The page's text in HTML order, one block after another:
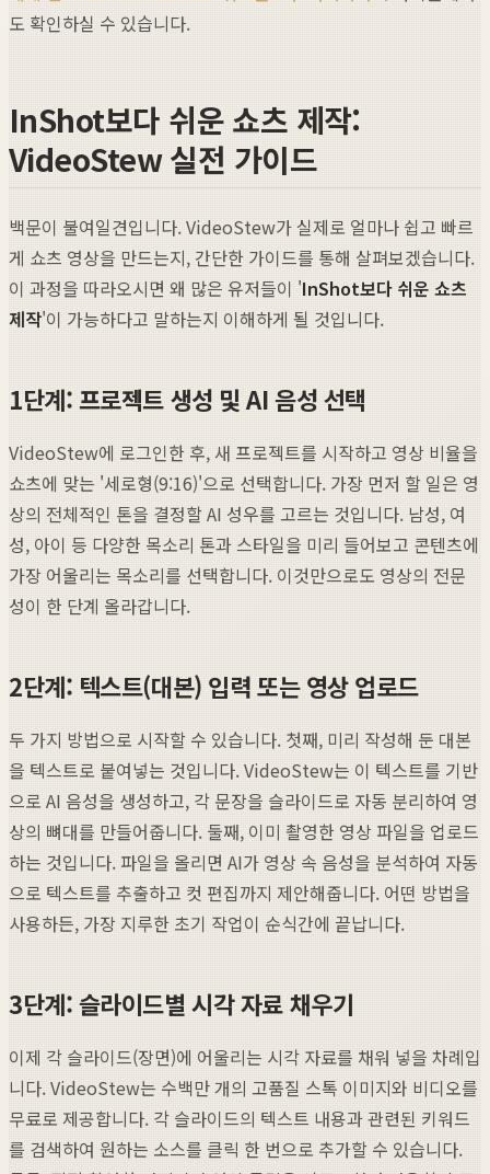
도 확인하실 수 있습니다.
InShot보다 쉬운 쇼츠 제작:
VideoStew 실전 가이드
백문이 불여일견입니다. VideoStew가 실제로 얼마나 쉽고 빠르
게 쇼츠 영상을 만드는지, 간단한 가이드를 통해 살펴보겠습니다.
이 과정을 따라오시면 왜 많은 유저들이 'InShot보다 쉬운 쇼츠
제작'이 가능하다고 말하는지 이해하게 될 것입니다.
1단계: 프로젝트 생성 및 AI 음성 선택
VideoStew에 로그인한 후, 새 프로젝트를 시작하고 영상 비율을
쇼츠에 맞는 '세로형(9:16)'으로 선택합니다. 가장 먼저 할 일은 영
상의 전체적인 톤을 결정할 AI 성우를 고르는 것입니다. 남성, 여
성, 아이 등 다양한 목소리 톤과 스타일을 미리 들어보고 콘텐츠에
가장 어울리는 목소리를 선택합니다. 이것만으로도 영상의 전문
성이 한 단계 올라갑니다.
2단계: 텍스트(대본) 입력 또는 영상 업로드
두 가지 방법으로 시작할 수 있습니다. 첫째, 미리 작성해 둔 대본
을 텍스트로 붙여넣는 것입니다. VideoStew는 이 텍스트를 기반
으로 AI 음성을 생성하고, 각 문장을 슬라이드로 자동 분리하여 영
상의 뼈대를 만들어줍니다. 둘째, 이미 촬영한 영상 파일을 업로드
하는 것입니다. 파일을 올리면 AI가 영상 속 음성을 분석하여 자동
으로 텍스트를 추출하고 컷 편집까지 제안해줍니다. 어떤 방법을
사용하든, 가장 지루한 초기 작업이 순식간에 끝납니다.
3단계: 슬라이드별 시각 자료 채우기
이제 각 슬라이드(장면)에 어울리는 시각 자료를 채워 넣을 차례입
니다. VideoStew는 수백만 개의 고품질 스톡 이미지와 비디오를
무료로 제공합니다. 각 슬라이드의 텍스트 내용과 관련된 키워드
를 검색하여 원하는 소스를 클릭 한 번으로 추가할 수 있습니다.